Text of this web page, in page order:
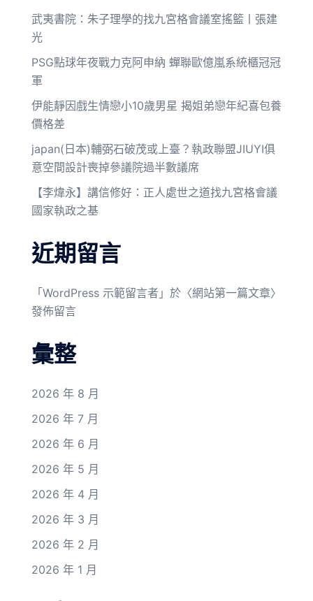
武夷書院：朱子理學的找九宮格會議室搖籃丨張建
光
PSG點球年夜戰力克阿申納 蟬聯歐億嵐系統櫃冠冠
軍
伊能靜因戲生情戀小10歲男星 揭姐弟戀年紀喜包養
價格差
japan(日本)輔弼石破茂或上臺？執政聯盟JIUYI俱
意空間設計喪掉參議院過半數議席
【李煒永】講信修好：正人處世之道找九宮格會議
國家執政之基
近期留言
「 WordPress 示範留言者 」於〈網站第一篇文章〉
發佈留言
彙整
2026 年 8 月
2026 年 7 月
2026 年 6 月
2026 年 5 月
2026 年 4 月
2026 年 3 月
2026 年 2 月
2026 年 1 月